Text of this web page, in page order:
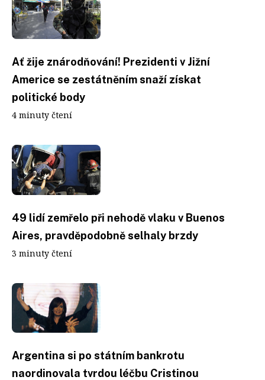
Ať žije znárodňování! Prezidenti v Jižní
Americe se zestátněním snaží získat
politické body
4 minuty čtení
49 lidí zemřelo při nehodě vlaku v Buenos
Aires, pravděpodobně selhaly brzdy
3 minuty čtení
Argentina si po státním bankrotu
naordinovala tvrdou léčbu Cristinou